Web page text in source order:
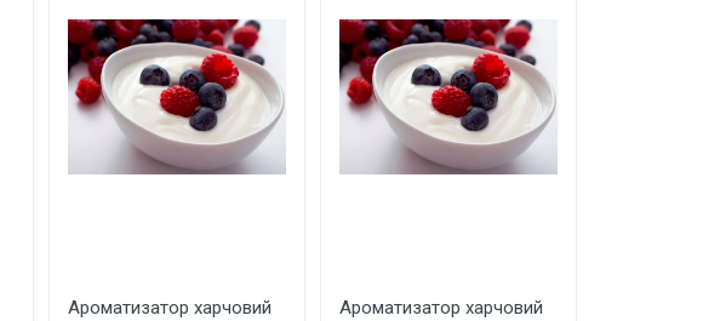
Ароматизатор харчовий
Ароматизатор харчовий